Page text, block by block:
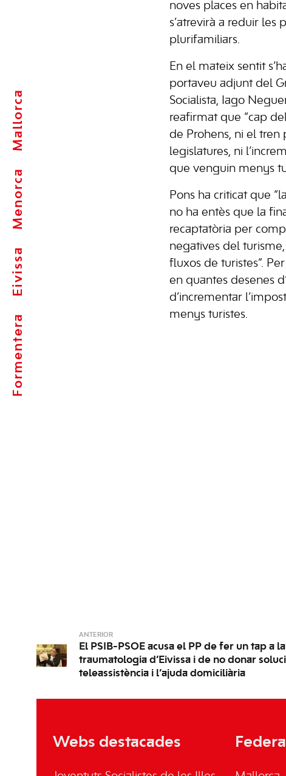
Formentera
Eivissa
Menorca
Mallorca
noves places en
s’atrevirà a reduir les
plurifamiliars.
En el mateix sentit
portaveu adjunt del
Socialista, Iago
reafirmat que “cap
de Prohens, ni el tren
legislatures, ni
que venguin menys
Pons ha criticat que
no ha entès que la
recaptatòria per
negatives del
fluxos de turistes”.
en quantes desenes
d’incrementar
menys turistes.
ANTERIOR
El PSIB-PSOE acusa el PP de fer un tap a la
traumatologia d’Eivissa i de no donar
teleassistència i l’ajuda domiciliària
Webs destacades